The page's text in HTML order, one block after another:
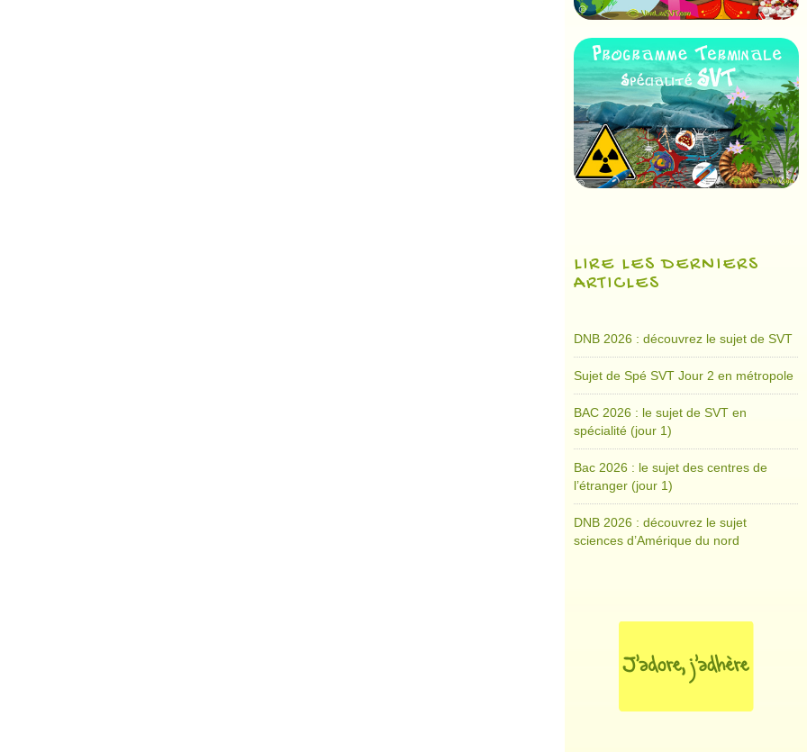
LIRE LES DERNIERS
ARTICLES
DNB 2026 : découvrez le sujet de SVT
Sujet de Spé SVT Jour 2 en métropole
BAC 2026 : le sujet de SVT en
spécialité (jour 1)
Bac 2026 : le sujet des centres de
l’étranger (jour 1)
DNB 2026 : découvrez le sujet
sciences d’Amérique du nord